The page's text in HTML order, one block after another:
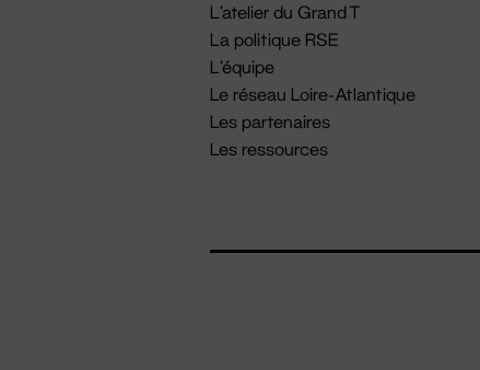
L'atelier du Grand T
La politique RSE
L'équipe
Le réseau Loire-Atlantique
Les partenaires
Les ressources